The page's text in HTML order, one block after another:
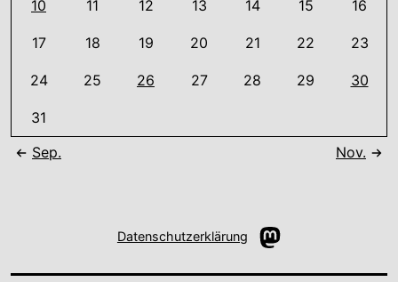
10 11 12 13 14 15 16
17 18 19 20 21 22 23
24 25 26 27 28 29 30
31
Sep.
Nov.
Datenschutzerklärung Mastodon